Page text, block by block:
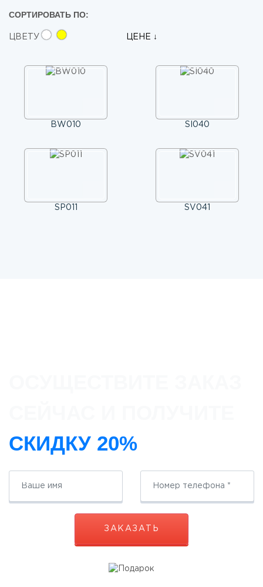
СОРТИРОВАТЬ ПО:
ЦВЕТУ ЦЕНЕ
BW010 SI040
SP011 SV041
СКИДКУ 20%
ЗАКАЗАТЬ